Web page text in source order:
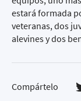
estará formada
veteranas, dos
alevines y dos
Compártelo